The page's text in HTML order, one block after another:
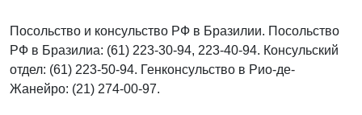
Посольство и консульство РФ в Бразилии. Посольство
РФ в Бразилиа: (61) 223-30-94, 223-40-94. Консульский
отдел: (61) 223-50-94. Генконсульство в Рио-де-
Жанейро: (21) 274-00-97.